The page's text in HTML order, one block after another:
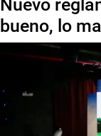
Nuevo
bueno, lo